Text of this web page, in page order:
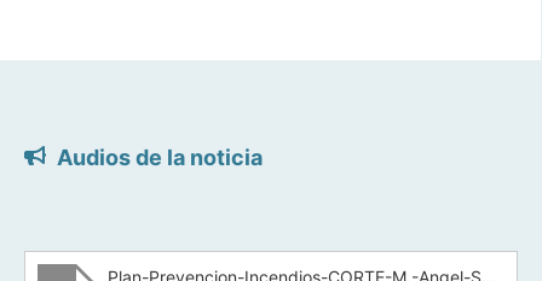
Audios de la noticia
Plan-Prevencion-Incendios-CORTE-M.-Angel-Sanchez